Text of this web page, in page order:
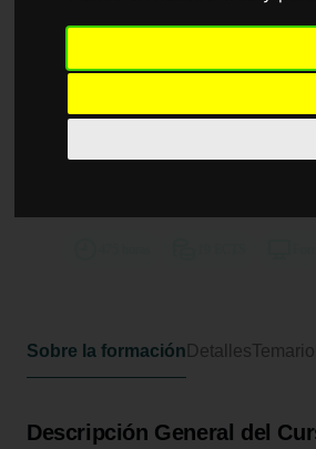
Sobre la formación DetallesTemario
Descripción General del